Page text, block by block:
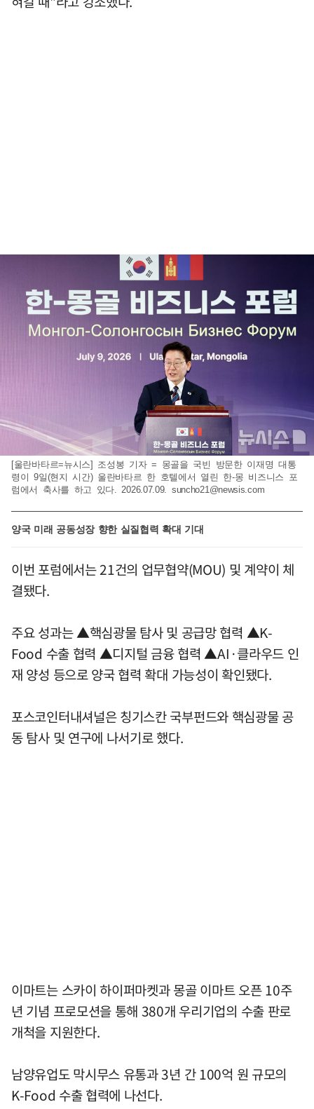
[울란바타르=뉴시스] 조성봉 기자 = 몽골을 국빈 방문한 이재명 대통
령이 9일(현지 시간) 울란바타르 한 호텔에서 열린 한-몽 비즈니스 포
럼에서 축사를 하고 있다. 2026.07.09. suncho21@newsis.com
양국 미래 공동성장 향한 실질협력 확대 기대
이번 포럼에서는 21건의 업무협약(MOU) 및 계약이 체
결됐다.
주요 성과는 ▲핵심광물 탐사 및 공급망 협력 ▲K-
Food 수출 협력 ▲디지털 금융 협력 ▲AI·클라우드 인
재 양성 등으로 양국 협력 확대 가능성이 확인됐다.
포스코인터내셔널은 칭기스칸 국부펀드와 핵심광물 공
동 탐사 및 연구에 나서기로 했다.
이마트는 스카이 하이퍼마켓과 몽골 이마트 오픈 10주
년 기념 프로모션을 통해 380개 우리기업의 수출 판로
개척을 지원한다.
남양유업도 막시무스 유통과 3년 간 100억 원 규모의
K-Food 수출 협력에 나선다.